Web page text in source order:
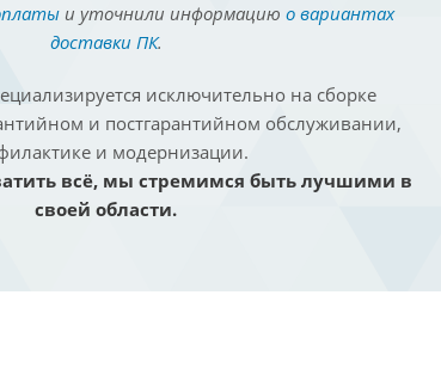
и уточнили информацию о вариантах
доставки ПК.
исключительно на сборке
и постгарантийном обслуживании,
и модернизации.
всё, мы стремимся быть лучшими в
своей области.